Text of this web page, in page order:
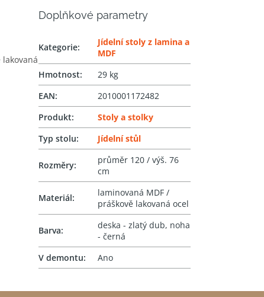
Doplňkové parametry
Kategorie:
Jídelní stoly z lamina a
MDF
Hmotnost:
29 kg
EAN:
2010001172482
Produkt:
Stoly a stolky
Typ stolu: Jídelní stůl
Rozměry:
průměr 120 / výš. 76
cm
Materiál:
laminovaná MDF /
práškově lakovaná ocel
Barva:
deska - zlatý dub, noha
- černá
V demontu: Ano